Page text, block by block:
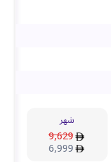
شهر
9,629
6,999